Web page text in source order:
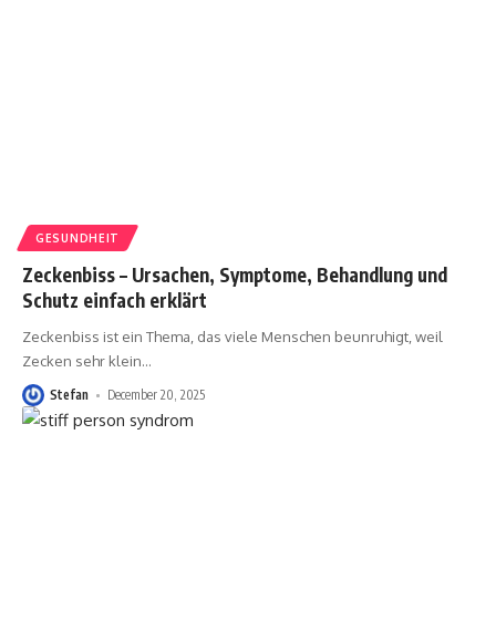
GESUNDHEIT
Zeckenbiss – Ursachen, Symptome, Behandlung und
Schutz einfach erklärt
Zeckenbiss ist ein Thema, das viele Menschen beunruhigt, weil
Zecken sehr klein…
Stefan December 20, 2025